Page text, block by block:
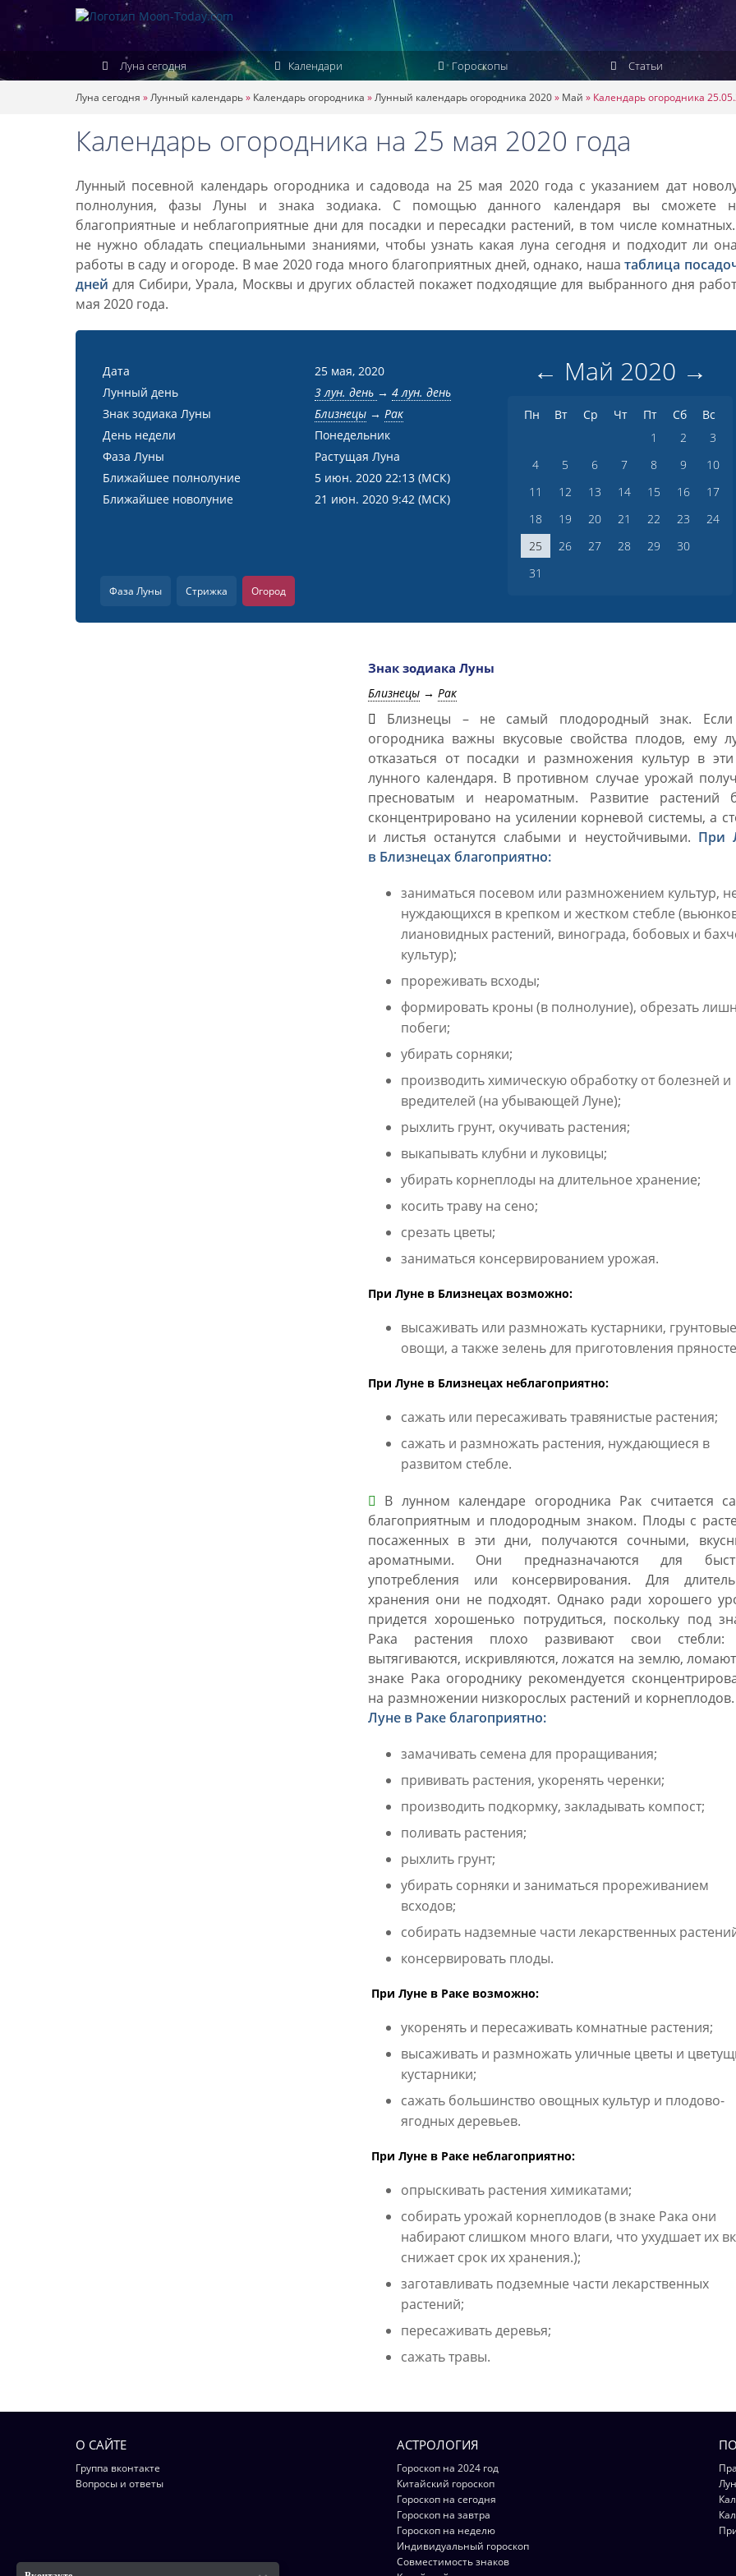
Луна сегодня Календари Гороскопы Статьи
Луна сегодня »Лунный календарь» Календарь огородника »Лунный календарь огородника 2020» Май » Календарь огородника
Календарь огородника на 25 мая 2020 года
Лунный посевной календарь огородника и садовода на 25 мая 2020 года с указанием дат
полнолуния, фазы Луны и знака зодиака. С помощью данного календаря вы сможете
благоприятные и неблагоприятные дни для посадки и пересадки растений, в том числе
не нужно обладать специальными знаниями, чтобы узнать какая луна сегодня и подходит ли
работы в саду и огороде. В мае 2020 года много благоприятных дней, однако, нашатаблица
дней для Сибири, Урала, Москвы и других областей покажет подходящие для выбранного дня
мая 2020 года.
Дата
25 мая, 2020
Лунный день
3 лун. день → 4 лун. день
Знак зодиака Луны
Близнецы→ Рак
День недели
Понедельник
Фаза Луны
Растущая Луна
Ближайшее полнолуние
5 июн. 2020 22:13 (МСК)
Ближайшее новолуние
21 июн. 2020 9:42 (МСК)
← Май 2020 →
Пн Вт Ср Чт Пт Сб
Вс
1
2
3
4
5 6 7 8 9
10
11
12 13 14 15 16
17
18
19 20 21 22 23
24
25
26 27 28 29
30
31
Фаза Луны Стрижка Огород
Знак зодиака Луны
Близнецы→ Рак
Близнецы – не самый плодородный знак.
огородника важны вкусовые свойства плодов, ему
отказаться от посадки и размножения культур в
лунного календаря. В противном случае урожай
пресноватым и неароматным. Развитие растений
сконцентрировано на усилении корневой системы, а
и листья останутся слабыми и неустойчивыми. При
в Близнецах благоприятно:
заниматься посевом или размножением культур,
нуждающихся в крепком и жестком стебле
лиановидных растений, винограда, бобовых и
культур);
прореживать всходы;
формировать кроны (в полнолуние), обрезать
побеги;
убирать сорняки;
производить химическую обработку от болезней и
вредителей (на убывающей Луне);
рыхлить грунт, окучивать растения;
выкапывать клубни и луковицы;
убирать корнеплоды на длительное хранение;
косить траву на сено;
срезать цветы;
заниматься консервированием урожая.
При Луне в Близнецах возможно:
высаживать или размножать кустарники, грунтовые
овощи, а также зелень для приготовления
При Луне в Близнецах неблагоприятно:
сажать или пересаживать травянистые растения;
сажать и размножать растения, нуждающиеся в
развитом стебле.
В лунном календаре огородника Рак считается
благоприятным и плодородным знаком. Плоды с
посаженных в эти дни, получаются сочными,
ароматными. Они предназначаются для
употребления или консервирования. Для
хранения они не подходят. Однако ради хорошего
придется хорошенько потрудиться, поскольку под
Рака растения плохо развивают свои
вытягиваются, искривляются, ложатся на землю,
знаке Рака огороднику рекомендуется
на размножении низкорослых растений и
Луне в Раке благоприятно:
замачивать семена для проращивания;
прививать растения, укоренять черенки;
производить подкормку, закладывать компост;
поливать растения;
рыхлить грунт;
убирать сорняки и заниматься прореживанием
всходов;
собирать надземные части лекарственных
консервировать плоды.
При Луне в Раке возможно:
укоренять и пересаживать комнатные растения;
высаживать и размножать уличные цветы и
кустарники;
сажать большинство овощных культур и плодово-
ягодных деревьев.
При Луне в Раке неблагоприятно:
опрыскивать растения химикатами;
собирать урожай корнеплодов (в знаке Рака они
набирают слишком много влаги, что ухудшает их
снижает срок их хранения.);
заготавливать подземные части лекарственных
растений;
пересаживать деревья;
сажать травы.
О САЙТЕ
Группа вконтакте
Вопросы и ответы
АСТРОЛОГИЯ
Гороскоп на 2024 год
Китайский гороскоп
Гороскоп на сегодня
Гороскоп на завтра
Гороскоп на неделю
Индивидуальный гороскоп
Совместимость знаков